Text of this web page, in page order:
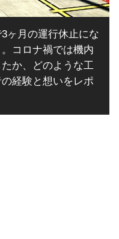
ヶ月の運行休止にな
コロナ禍では機内
か、どのような工
経験と想いをレポ